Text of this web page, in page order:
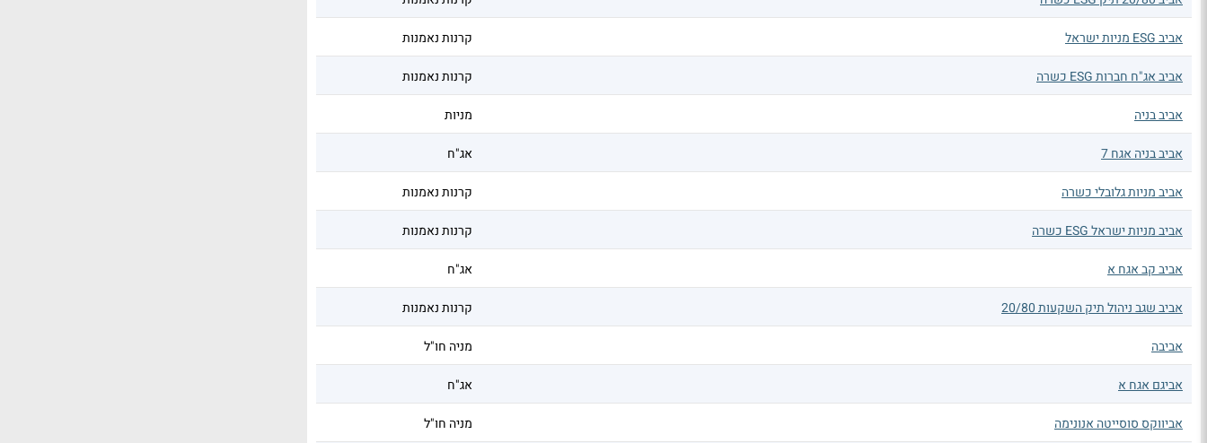
אביב ESG מניות ישראל קרנות נאמנות
אביב אג"ח חברות ESG כשרה קרנות נאמנות
אביב בניה מניות
אביב בניה אגח 7 אג"ח
אביב מניות גלובלי כשרה קרנות נאמנות
אביב מניות ישראל ESG כשרה קרנות נאמנות
אביב קב אגח א אג"ח
אביב שגב ניהול תיק השקעות 20/80 קרנות נאמנות
אביבה מניה חו"ל
אביגם אגח א אג"ח
אביווקס סוסייטה אנונימה מניה חו"ל